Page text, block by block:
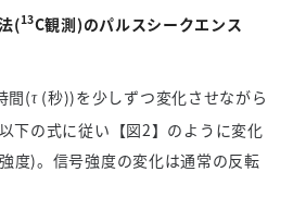
(13C観測)のパルスシークエンス
間(τ (秒))を少しずつ変化させながら
下の式に従い【図2】のように変化
度)。信号強度の変化は通常の反転